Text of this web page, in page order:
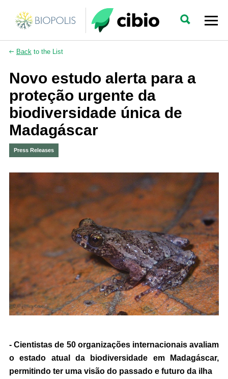
Backto the List
Novo estudo alerta para a
proteção urgente da
biodiversidade única de
Madagáscar
Press Releases
- Cientistas de 50 organizações internacionais avaliam
o estado atual da biodiversidade em Madagáscar,
permitindo ter uma visão do passado e futuro da ilha